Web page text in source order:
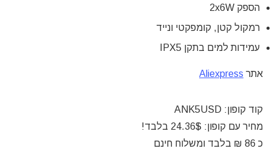
הספק 2x6W
רמקול קטן, קומפקטי ונייד
עמידות למים בתקן IPX5
אתר Aliexpress
קוד קופון: ANK5USD
מחיר עם קופון: 24.36$ בלבד!
כ 86 ₪ בלבד ומשלוח חינם